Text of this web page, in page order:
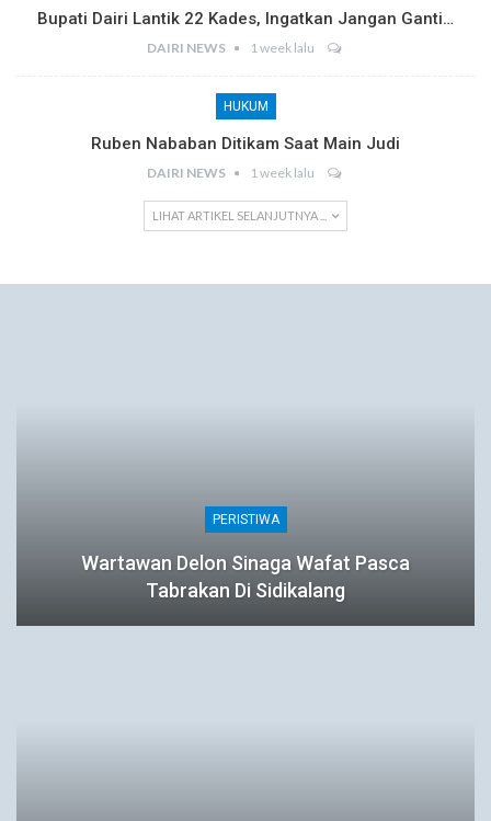
Bupati Dairi Lantik 22 Kades, Ingatkan Jangan Ganti…
DAIRI NEWS 1 week lalu
HUKUM
Ruben Nababan Ditikam Saat Main Judi
DAIRI NEWS 1 week lalu
LIHAT ARTIKEL SELANJUTNYA ...
PERISTIWA
Wartawan Delon Sinaga Wafat Pasca
Tabrakan Di Sidikalang